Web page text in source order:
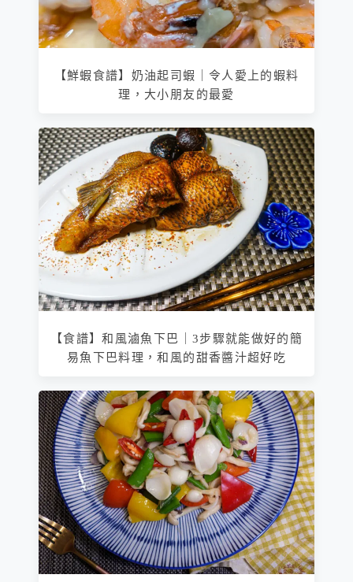
【鮮蝦食譜】奶油起司蝦｜令人愛上的蝦料
理，大小朋友的最愛
【食譜】和風滷魚下巴｜3步驟就能做好的簡
易魚下巴料理，和風的甜香醬汁超好吃